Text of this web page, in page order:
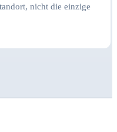
nicht die einzige